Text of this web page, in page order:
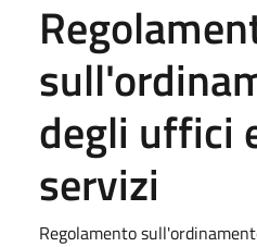
degli uffici
servizi
Regolamento